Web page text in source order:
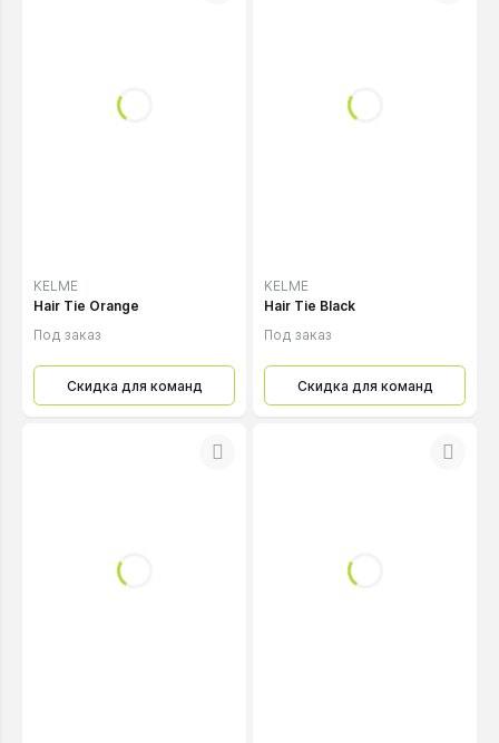
KELME
Hair Tie Orange
Под заказ
Скидка для команд
KELME
Hair Tie Black
Под заказ
Скидка для команд